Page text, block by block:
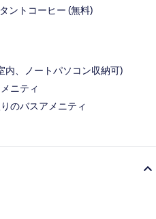
ントコーヒー (無料)
内、ノートパソコン収納可)
ニティ
のバスアメニティ